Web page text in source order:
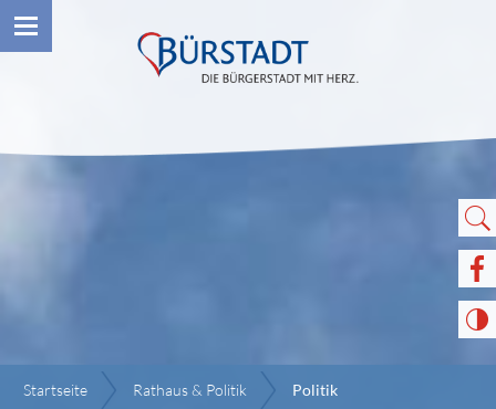
Startseite Rathaus & Politik Politik